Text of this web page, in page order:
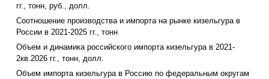
гг., тонн, руб., долл.
Соотношение производства и импорта на рынке кизельгура в
России в 2021-2025 гг., тонн
Объем и динамика российского импорта кизельгура в 2021-
2кв.2026 гг., тонн, долл.
Объем импорта кизельгура в Россию по федеральным округам